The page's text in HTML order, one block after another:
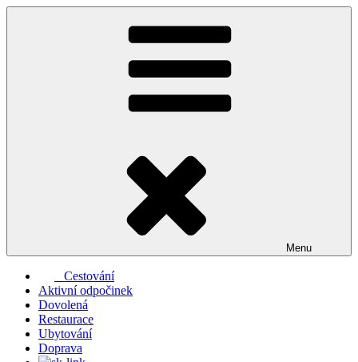
Přejít
Menu
Cestování
Aktivní odpočinek
Dovolená
Restaurace
Ubytování
Doprava